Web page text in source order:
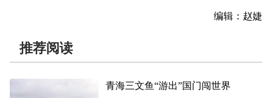
编辑：赵婕
推荐阅读
青海三文鱼“游出”国门闯世界